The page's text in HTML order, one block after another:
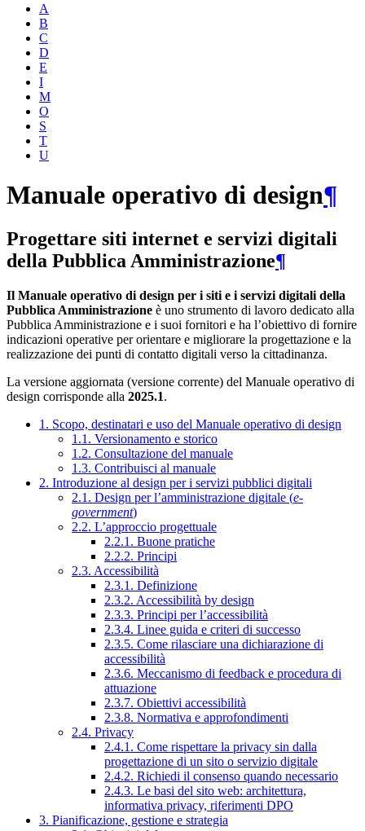
A
B
C
D
E
I
M
O
S
T
U
Manuale operativo di design¶
Progettare siti internet e servizi digitali
della Pubblica Amministrazione¶
Il Manuale operativo di design per i siti e i servizi digitali della
Pubblica Amministrazione è uno strumento di lavoro dedicato alla
Pubblica Amministrazione e i suoi fornitori e ha l’obiettivo di fornire
indicazioni operative per orientare e migliorare la progettazione e la
realizzazione dei punti di contatto digitali verso la cittadinanza.
La versione aggiornata (versione corrente) del Manuale operativo di
design corrisponde alla 2025.1.
1. Scopo, destinatari e uso del Manuale operativo di design
1.1. Versionamento e storico
1.2. Consultazione del manuale
1.3. Contribuisci al manuale
2. Introduzione al design per i servizi pubblici digitali
2.1. Design per l’amministrazione digitale (e-
government)
2.2. L’approccio progettuale
2.2.1. Buone pratiche
2.2.2. Principi
2.3. Accessibilità
2.3.1. Definizione
2.3.2. Accessibilità by design
2.3.3. Principi per l’accessibilità
2.3.4. Linee guida e criteri di successo
2.3.5. Come rilasciare una dichiarazione di
accessibilità
2.3.6. Meccanismo di feedback e procedura di
attuazione
2.3.7. Obiettivi accessibilità
2.3.8. Normativa e approfondimenti
2.4. Privacy
2.4.1. Come rispettare la privacy sin dalla
progettazione di un sito o servizio digitale
2.4.2. Richiedi il consenso quando necessario
2.4.3. Le basi del sito web: architettura,
informativa privacy, riferimenti DPO
3. Pianificazione, gestione e strategia